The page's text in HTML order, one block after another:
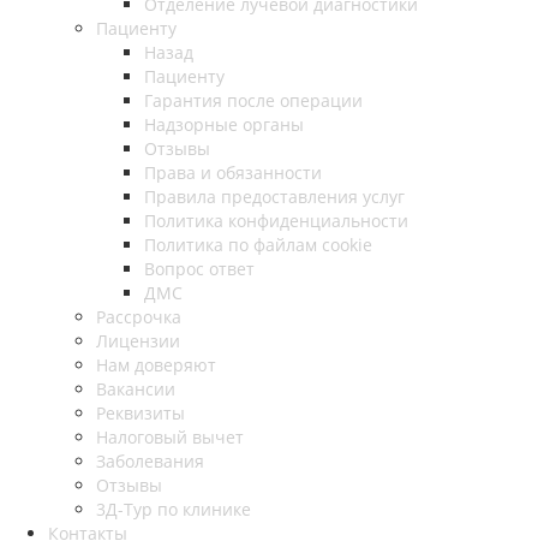
Пациенту
Назад
Пациенту
Гарантия после операции
Надзорные органы
Отзывы
Права и обязанности
Правила предоставления услуг
Политика конфиденциальности
Политика по файлам cookie
Вопрос ответ
ДМС
Рассрочка
Лицензии
Нам доверяют
Вакансии
Реквизиты
Налоговый вычет
Заболевания
Отзывы
3Д-Тур по клинике
Контакты